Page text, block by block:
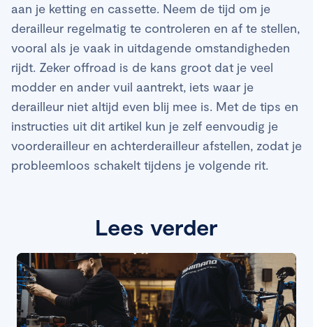
aan je ketting en cassette. Neem de tijd om je
derailleur regelmatig te controleren en af te stellen,
vooral als je vaak in uitdagende omstandigheden
rijdt. Zeker offroad is de kans groot dat je veel
modder en ander vuil aantrekt, iets waar je
derailleur niet altijd even blij mee is. Met de tips en
instructies uit dit artikel kun je zelf eenvoudig je
voorderailleur en achterderailleur afstellen, zodat je
probleemloos schakelt tijdens je volgende rit.
Lees verder